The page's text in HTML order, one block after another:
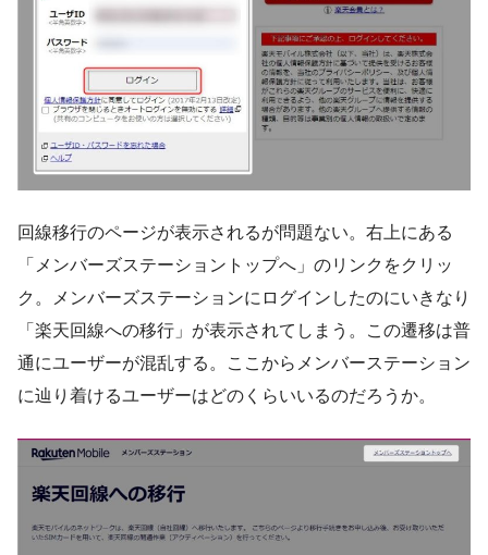
回線移行のページが表示されるが問題ない。右上にある
「メンバーズステーショントップへ」のリンクをクリッ
ク。メンバーズステーションにログインしたのにいきなり
「楽天回線への移行」が表示されてしまう。この遷移は普
通にユーザーが混乱する。ここからメンバーステーション
に辿り着けるユーザーはどのくらいいるのだろうか。